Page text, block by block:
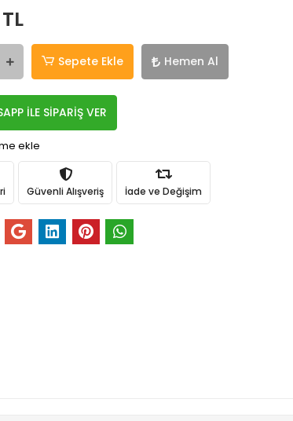
Sepete Ekle Hemen Al
İLE SİPARİŞ VER
ekle
Güvenli Alışveriş İade ve Değişim